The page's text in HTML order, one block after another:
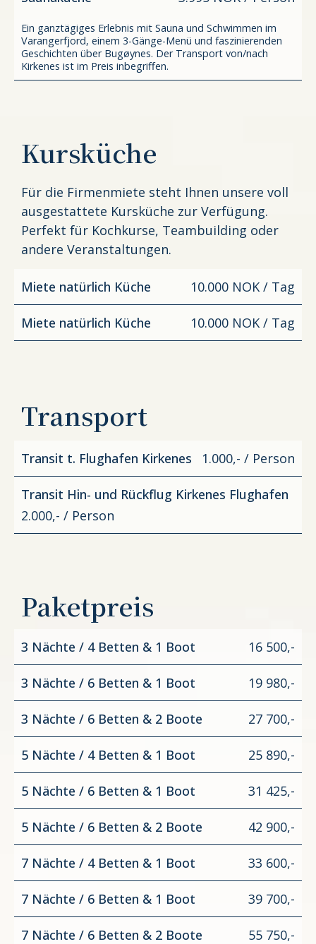
Ein ganztägiges Erlebnis mit Sauna und Schwimmen im
Varangerfjord, einem 3-Gänge-Menü und faszinierenden
Geschichten über Bugøynes. Der Transport von/nach
Kirkenes ist im Preis inbegriffen.
Kursküche
Für die Firmenmiete steht Ihnen unsere voll
ausgestattete Kursküche zur Verfügung.
Perfekt für Kochkurse, Teambuilding oder
andere Veranstaltungen.
Miete natürlich Küche 10.000 NOK / Tag
Miete natürlich Küche 10.000 NOK / Tag
Transport
Transit t. Flughafen Kirkenes 1.000,- / Person
Transit Hin- und Rückflug Kirkenes Flughafen
2.000,- / Person
Paketpreis
3 Nächte / 4 Betten & 1 Boot 16 500,-
3 Nächte / 6 Betten & 1 Boot 19 980,-
3 Nächte / 6 Betten & 2 Boote 27 700,-
5 Nächte / 4 Betten & 1 Boot 25 890,-
5 Nächte / 6 Betten & 1 Boot 31 425,-
5 Nächte / 6 Betten & 2 Boote 42 900,-
7 Nächte / 4 Betten & 1 Boot 33 600,-
7 Nächte / 6 Betten & 1 Boot 39 700,-
7 Nächte / 6 Betten & 2 Boote 55 750,-